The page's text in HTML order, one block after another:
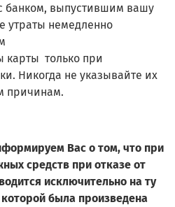
банком, выпустившим вашу
утраты немедленно
карты только при
Никогда не указывайте их
причинам.
Вас о том, что при
средств при отказе от
исключительно на ту
была произведена